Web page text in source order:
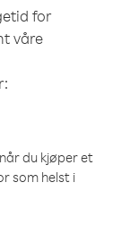
for
våre
du kjøper et
som helst i